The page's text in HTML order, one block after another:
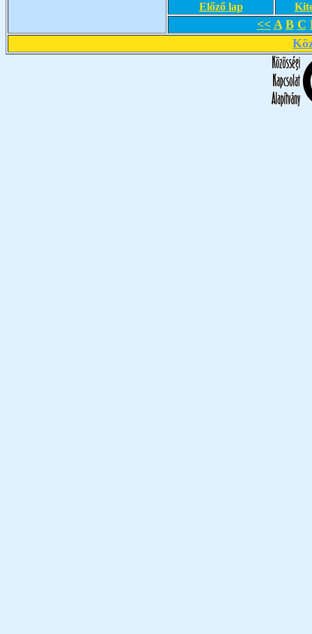
Előző lap
<< A B C